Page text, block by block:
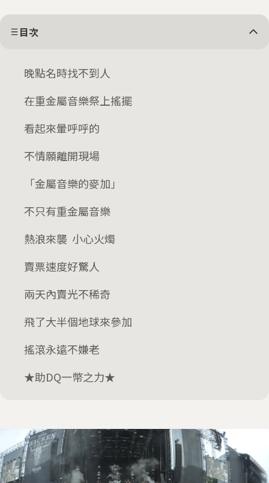
目次
晚點名時找不到人
在重金屬音樂祭上搖擺
看起來暈呼呼的
不情願離開現場
「金屬音樂的麥加」
不只有重金屬音樂
熱浪來襲 小心火燭
賣票速度好驚人
兩天內賣光不稀奇
飛了大半個地球來參加
搖滾永遠不嫌老
★助DQ一幣之力★